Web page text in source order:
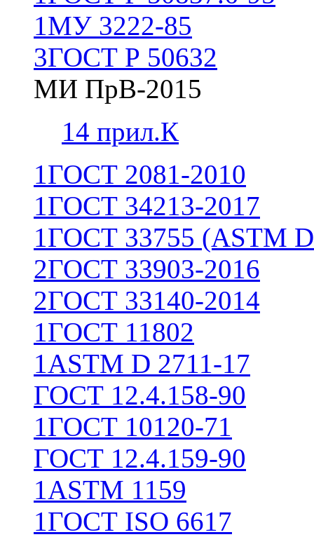
1МУ 3222-85
3ГОСТ Р 50632
МИ ПрВ-2015
14 прил.К
1ГОСТ 2081-2010
1ГОСТ 34213-2017
1ГОСТ 33755 (ASTM
2ГОСТ 33903-2016
2ГОСТ 33140-2014
1ГОСТ 11802
1ASTM D 2711-17
ГОСТ 12.4.158-90
1ГОСТ 10120-71
ГОСТ 12.4.159-90
1ASTM 1159
1ГОСТ ISO 6617